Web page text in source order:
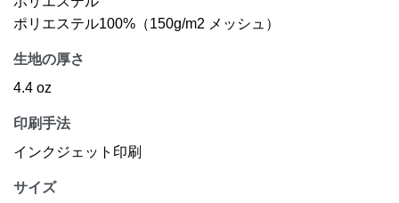
ポリエステル100%（150g/m2 メッシュ）
生地の厚さ
4.4 oz
印刷手法
インクジェット印刷
サイズ